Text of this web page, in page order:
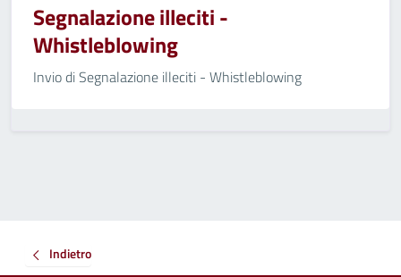
Segnalazione illeciti -
Whistleblowing
Invio di Segnalazione illeciti - Whistleblowing
Indietro